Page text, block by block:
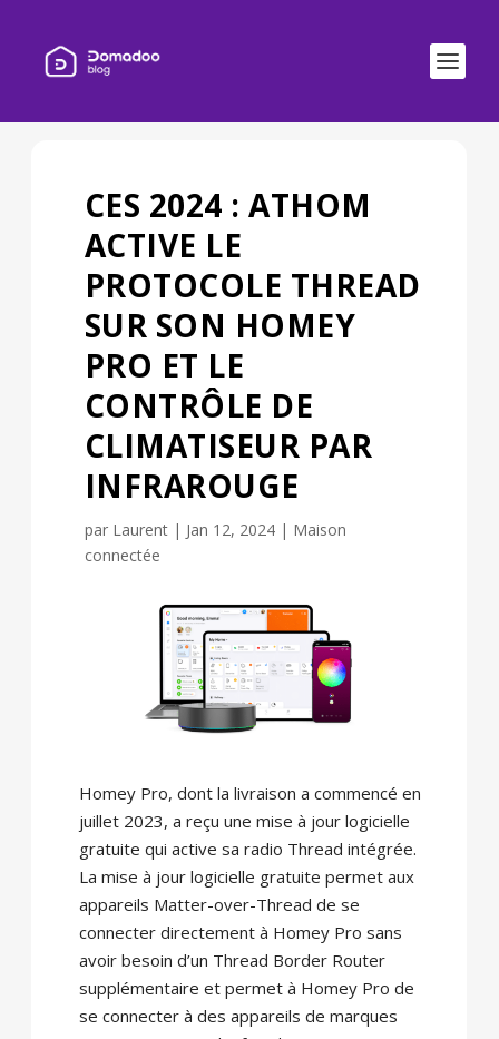
CES 2024 : ATHOM
ACTIVE LE
PROTOCOLE THREAD
SUR SON HOMEY
PRO ET LE
CONTRÔLE DE
CLIMATISEUR PAR
INFRAROUGE
par Laurent| Jan 12, 2024| Maison
connectée
Homey Pro, dont la livraison a commencé en
juillet 2023, a reçu une mise à jour logicielle
gratuite qui active sa radio Thread intégrée.
La mise à jour logicielle gratuite permet aux
appareils Matter-over-Thread de se
connecter directement à Homey Pro sans
avoir besoin d’un Thread Border Router
supplémentaire et permet à Homey Pro de
se connecter à des appareils de marques